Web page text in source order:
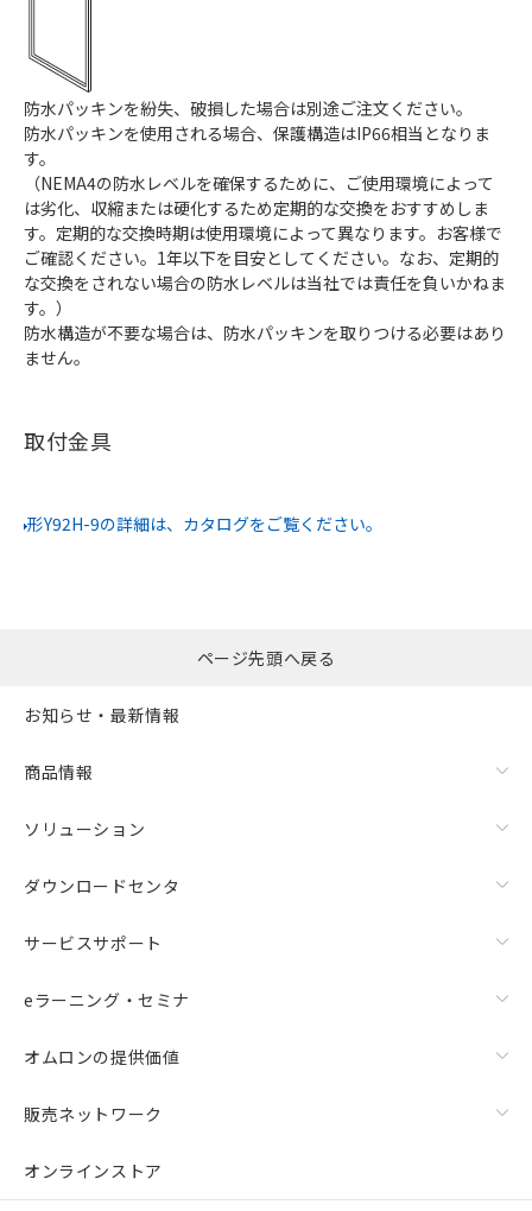
防水パッキンを紛失、破損した場合は別途ご注文ください。
防水パッキンを使用される場合、保護構造はIP66相当となりま
す。
（NEMA4の防水レベルを確保するために、ご使用環境によって
は劣化、収縮または硬化するため定期的な交換をおすすめしま
す。定期的な交換時期は使用環境によって異なります。お客様で
ご確認ください。1年以下を目安としてください。なお、定期的
な交換をされない場合の防水レベルは当社では責任を負いかねま
す。）
防水構造が不要な場合は、防水パッキンを取りつける必要はあり
ません。
取付金具
形Y92H-9の詳細は、カタログをご覧ください。
ページ先頭へ戻る
お知らせ・最新情報
商品情報
ソリューション
ダウンロードセンタ
サービスサポート
eラーニング・セミナ
オムロンの提供価値
販売ネットワーク
オンラインストア